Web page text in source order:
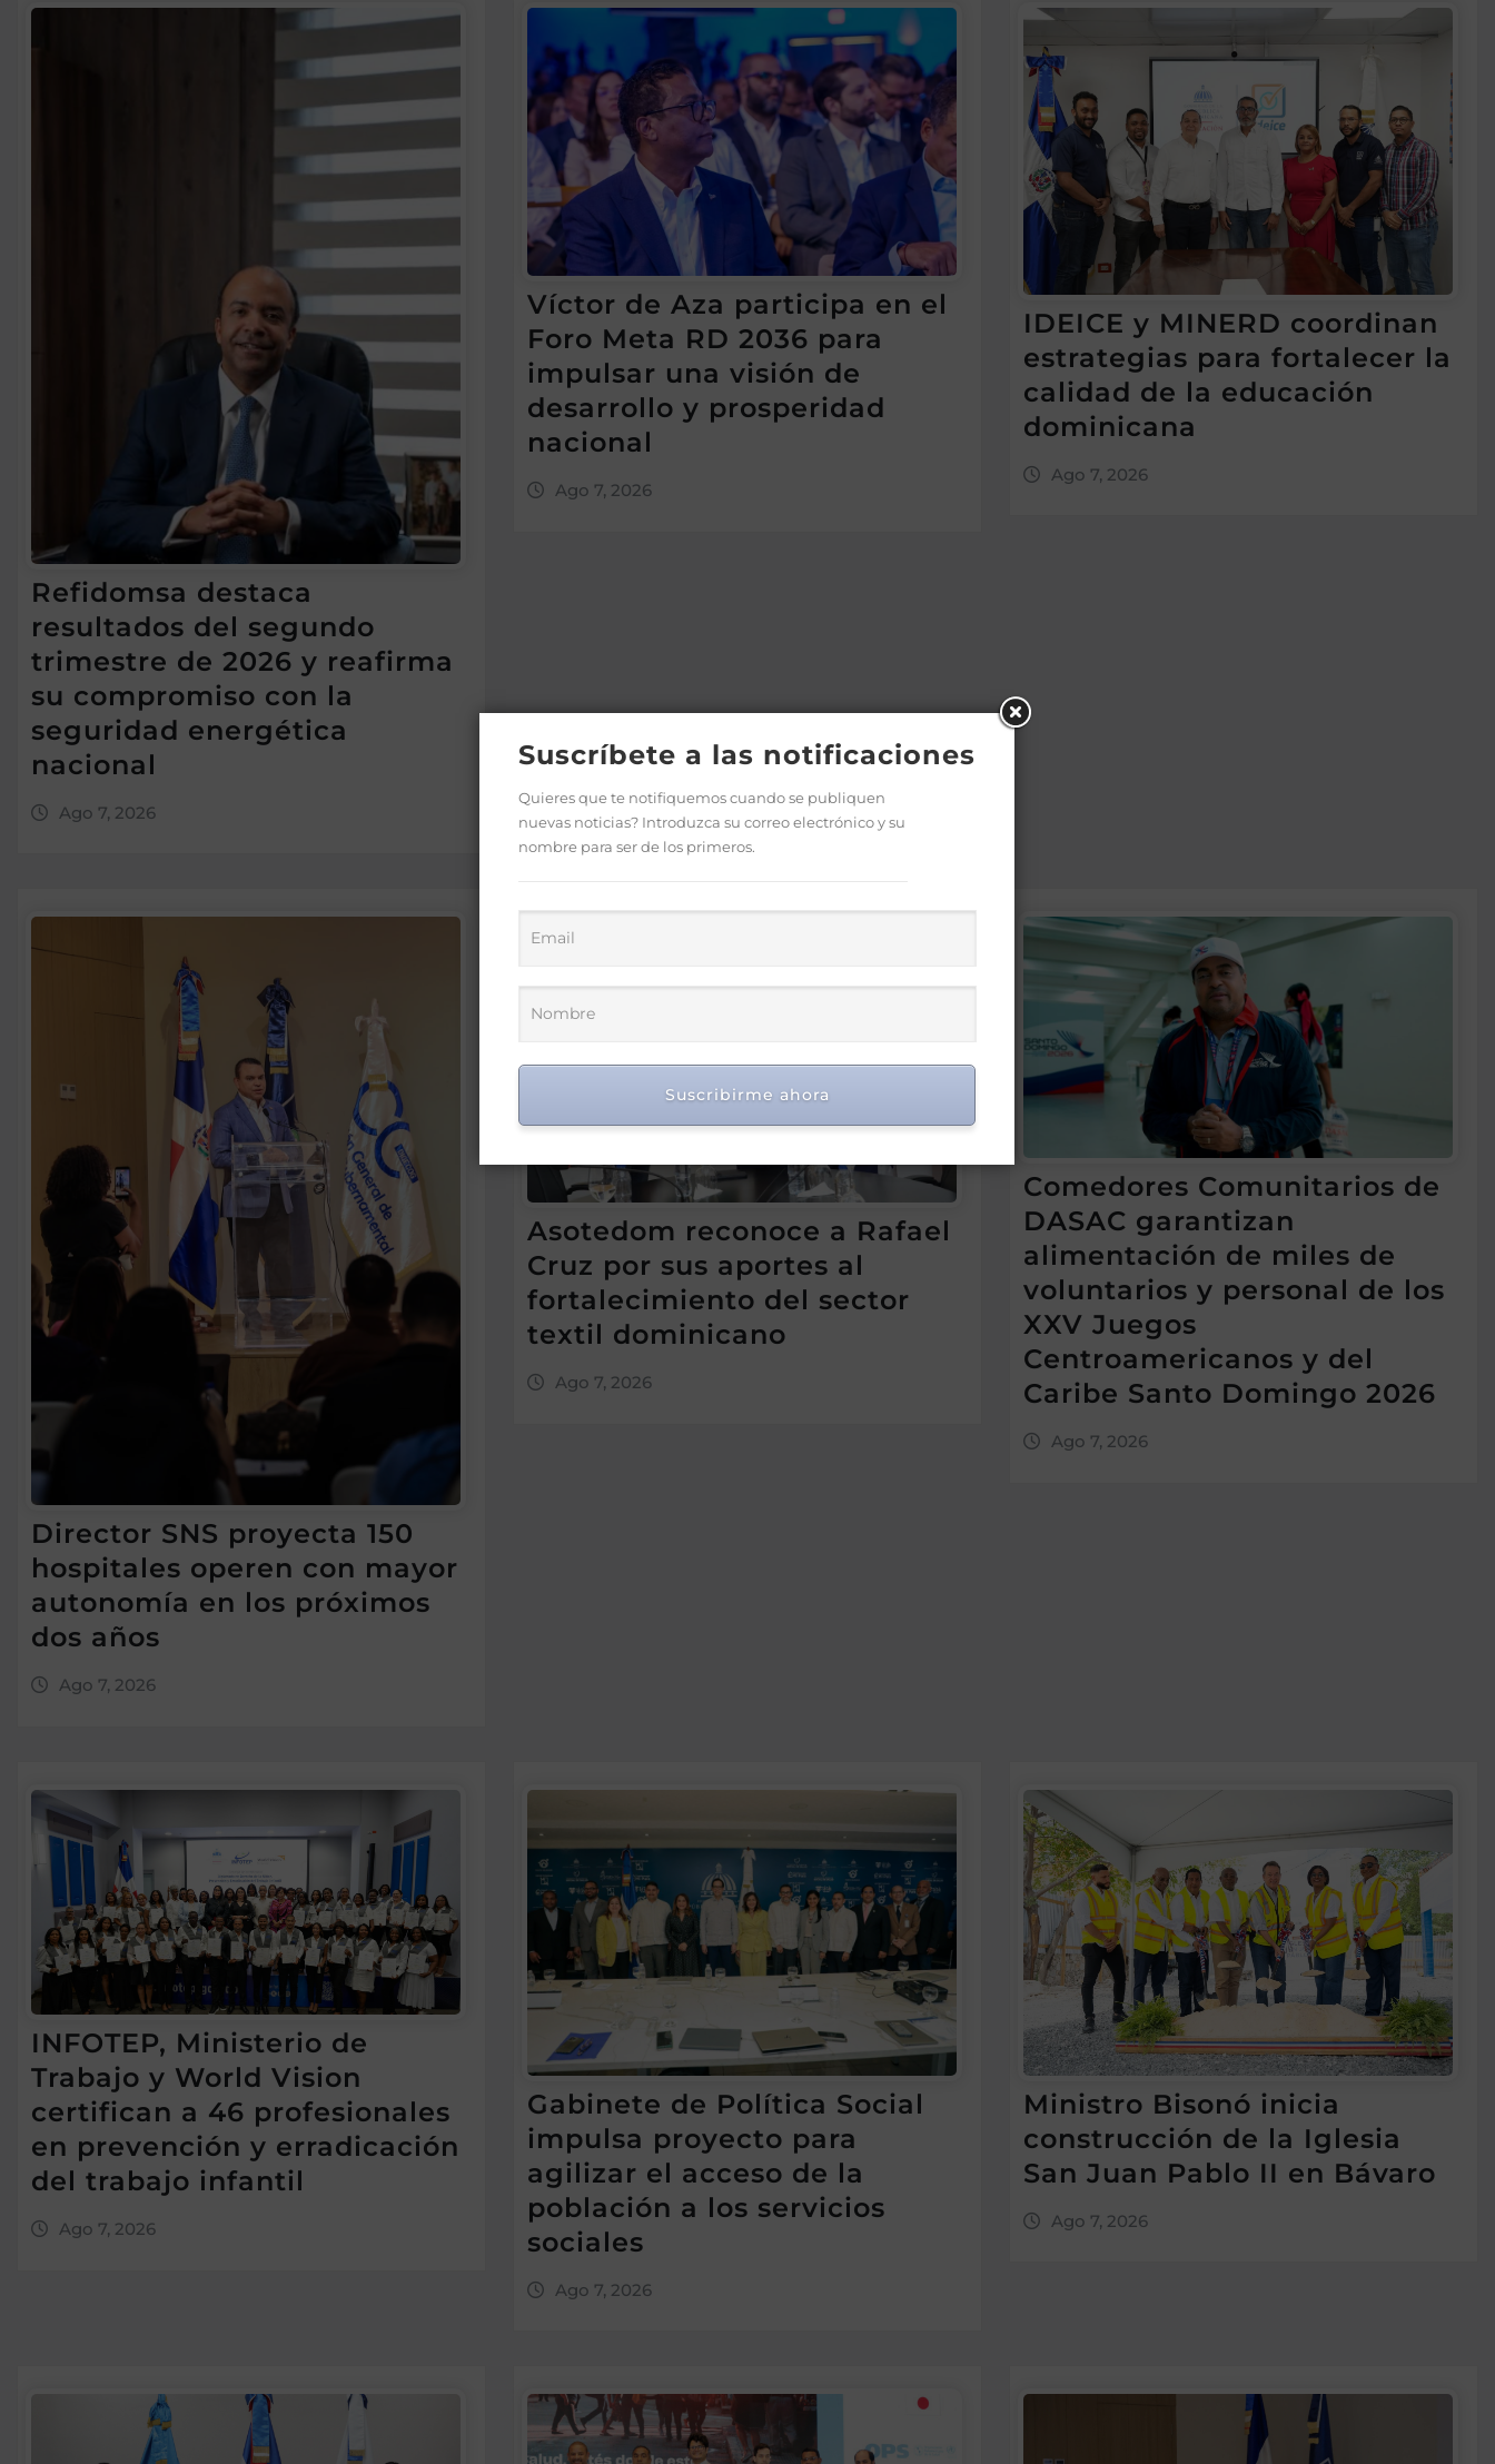
Refidomsa destaca
resultados del segundo
trimestre de 2026 y reafirma
su compromiso con la
seguridad energética
nacional
Ago 7, 2026
Víctor de Aza participa en el
Foro Meta RD 2036 para
impulsar una visión de
desarrollo y prosperidad
nacional
Ago 7, 2026
IDEICE y MINERD coordinan
estrategias para fortalecer la
calidad de la educación
dominicana
Ago 7, 2026
Director SNS proyecta 150
hospitales operen con mayor
autonomía en los próximos
dos años
Ago 7, 2026
Asotedom reconoce a Rafael
Cruz por sus aportes al
fortalecimiento del sector
textil dominicano
Ago 7, 2026
Comedores Comunitarios de
DASAC garantizan
alimentación de miles de
voluntarios y personal de los
XXV Juegos
Centroamericanos y del
Caribe Santo Domingo 2026
Ago 7, 2026
INFOTEP, Ministerio de
Trabajo y World Vision
certifican a 46 profesionales
en prevención y erradicación
del trabajo infantil
Ago 7, 2026
Gabinete de Política Social
impulsa proyecto para
agilizar el acceso de la
población a los servicios
sociales
Ago 7, 2026
Ministro Bisonó inicia
construcción de la Iglesia
San Juan Pablo II en Bávaro
Ago 7, 2026
Suscríbete a las notificaciones
Quieres que te notifiquemos cuando se publiquen
nuevas noticias? Introduzca su correo electrónico y su
nombre para ser de los primeros.
Suscribirme ahora